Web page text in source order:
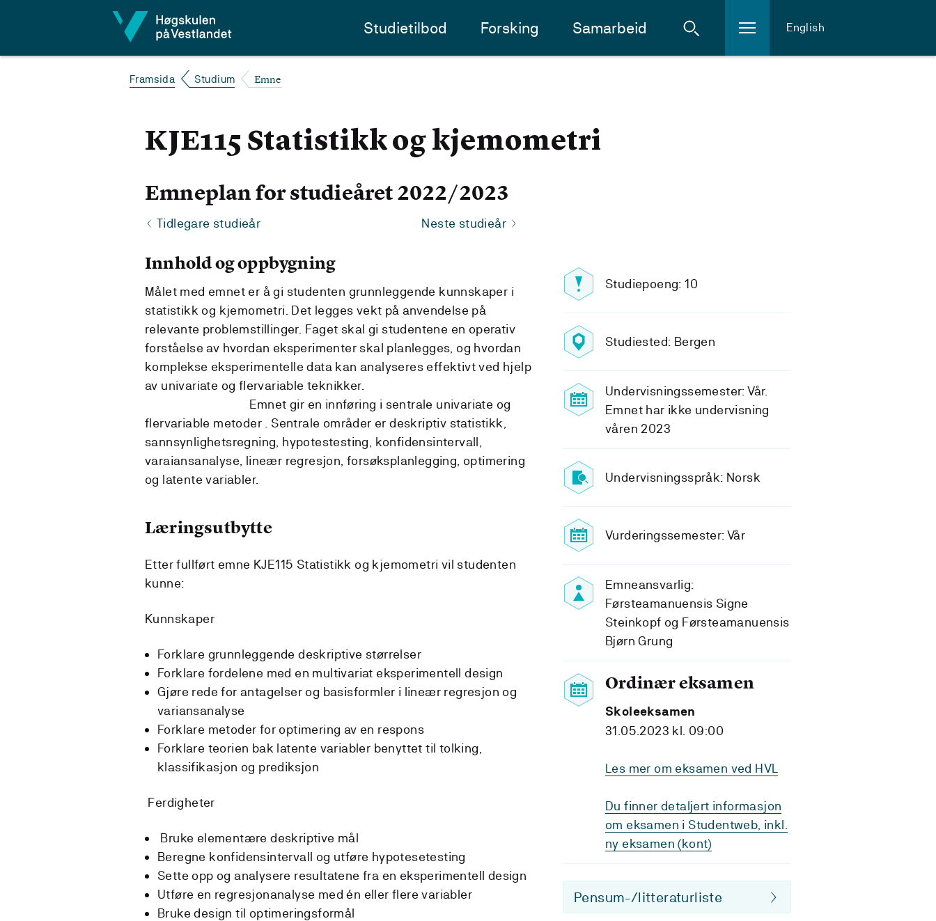
Studietilbod Forsking Samarbeid English
Framsida Studium Emne
KJE115 Statistikk og kjemometri
Emneplan for studieåret 2022/2023
Tidlegare studieår Neste studieår
Studiepoeng: 10
Studiested: Bergen
Undervisningssemester: Vår.
Emnet har ikke undervisning
våren 2023
Undervisningsspråk: Norsk
Vurderingssemester: Vår
Emneansvarlig:
Førsteamanuensis Signe
Steinkopf og Førsteamanuensis
Bjørn Grung
Ordinær eksamen
Skoleeksamen
31.05.2023 kl. 09:00
Les mer om eksamen ved HVL
Du finner detaljert informasjon
om eksamen i Studentweb, inkl.
ny eksamen (kont)
Pensum-/litteraturliste
Innhold og oppbygning
Målet med emnet er å gi studenten grunnleggende kunnskaper i
statistikk og kjemometri. Det legges vekt på anvendelse på
relevante problemstillinger. Faget skal gi studentene en operativ
forståelse av hvordan eksperimenter skal planlegges, og hvordan
komplekse eksperimentelle data kan analyseres effektivt ved hjelp
av univariate og flervariable teknikker.
Emnet gir en innføring i sentrale univariate og
flervariable metoder . Sentrale områder er deskriptiv statistikk,
sannsynlighetsregning, hypotestesting, konfidensintervall,
varaiansanalyse, lineær regresjon, forsøksplanlegging, optimering
og latente variabler.
Læringsutbytte
Etter fullført emne KJE115 Statistikk og kjemometri vil studenten
kunne:
Kunnskaper
Forklare grunnleggende deskriptive størrelser
Forklare fordelene med en multivariat eksperimentell design
Gjøre rede for antagelser og basisformler i lineær regresjon og
variansanalyse
Forklare metoder for optimering av en respons
Forklare teorien bak latente variabler benyttet til tolking,
klassifikasjon og prediksjon
Ferdigheter
Bruke elementære deskriptive mål
Beregne konfidensintervall og utføre hypotesetesting
Sette opp og analysere resultatene fra en eksperimentell design
Utføre en regresjonanalyse med én eller flere variabler
Bruke design til optimeringsformål